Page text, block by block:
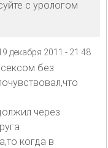
с урологом
декабря 2011 - 21:48
без
через
когда в